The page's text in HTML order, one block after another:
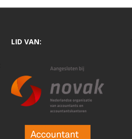
LID VAN: